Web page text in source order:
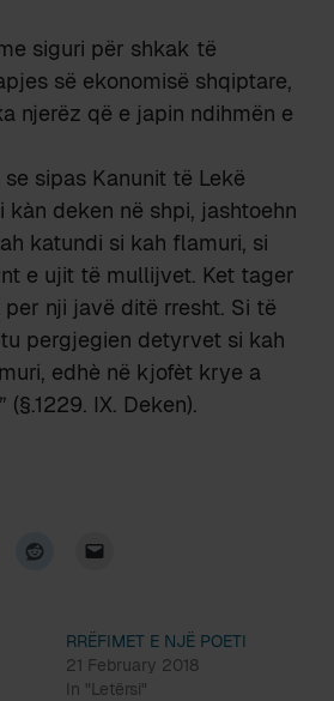
siguri për shkak të
së ekonomisë shqiptare,
njerëz që e japin ndihmën e
sipas Kanunit të Lekë
kàn deken në shpi, jashtoehn
katundi si kah flamuri, si
e ujit të mullijvet. Ket tager
nji javë ditë rresht. Si të
pergjegien detyrvet si kah
edhè në kjofèt krye a
(§.1229. IX. Deken).
RRËFIMET E NJË POETI
21 February 2018
In "Letërsi"